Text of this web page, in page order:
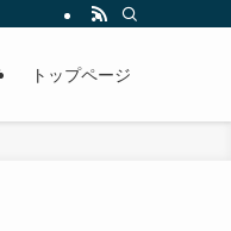
、高確率で釣果を出し続
トップページ